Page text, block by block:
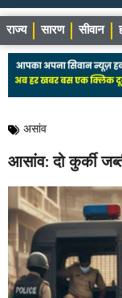
राज्य सारण सीवान
असांव
आसांव: दो कुर्की